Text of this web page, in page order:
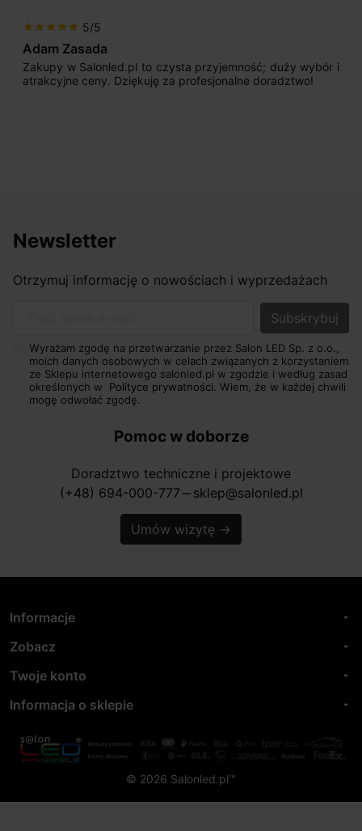
star star star star star 5/5
Adam Zasada
Zakupy w Salonled.pl to czysta przyjemność; duży wybór i
atrakcyjne ceny. Dziękuję za profesjonalne doradztwo!
Newsletter
Otrzymuj informację o nowościach i wyprzedażach
Wyrażam zgodę na przetwarzanie przez Salon LED Sp. z o.o.,
moich danych osobowych w celach związanych z korzystaniem
ze Sklepu internetowego salonled.pl w zgodzie i według zasad
określonych w Polityce prywatności. Wiem, że w każdej chwili
mogę odwołać zgodę.
Pomoc w doborze
Doradztwo techniczne i projektowe
(+48) 694-000-777 horizontal_rule sklep@salonled.pl
Umów wizytę →
Informacje arrow_drop_down
Zobacz arrow_drop_down
Twoje konto arrow_drop_down
Informacja o sklepie arrow_drop_down
© 2026 Salonled.pl™